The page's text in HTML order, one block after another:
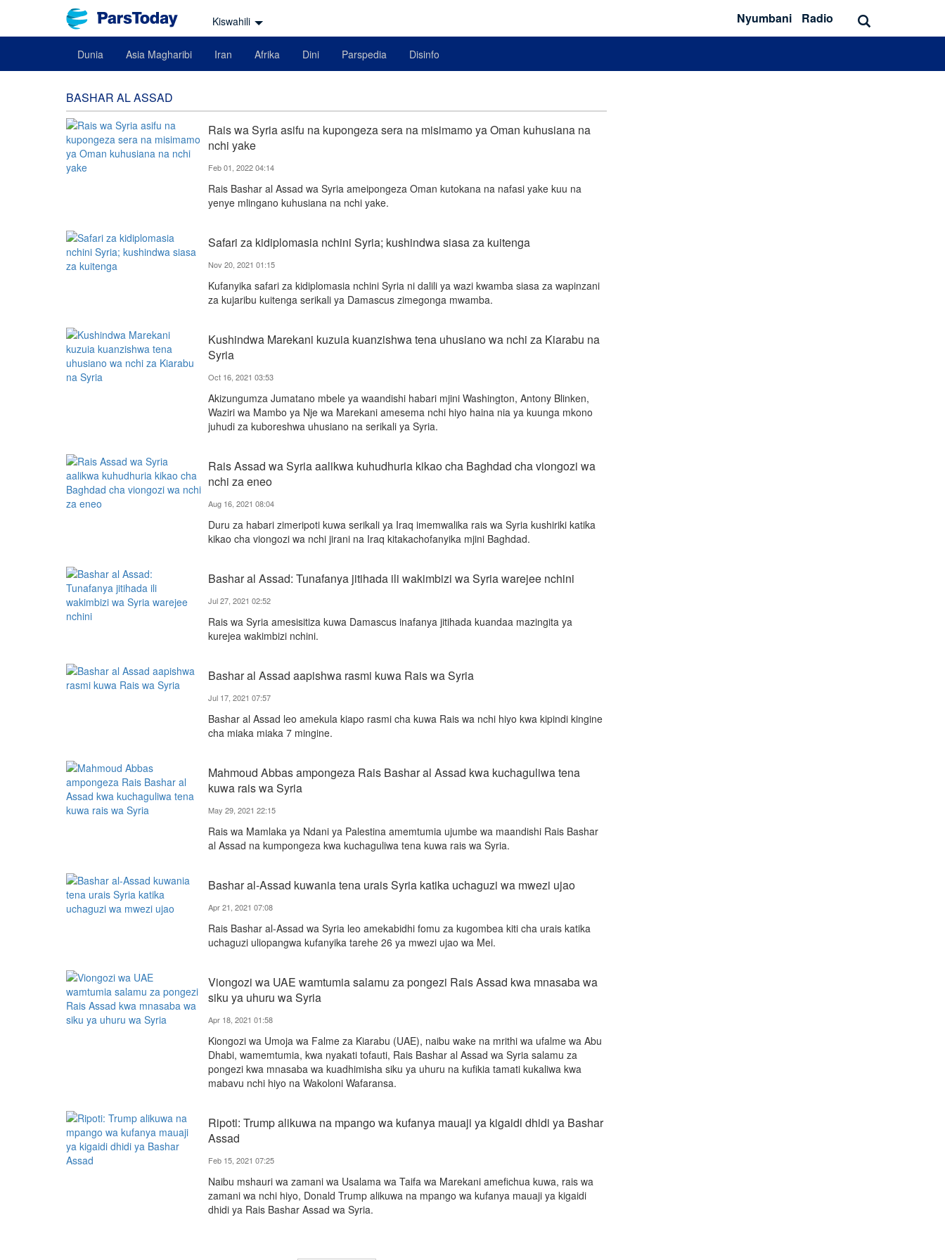
Kiswahili Nyumbani Radio
Dunia Asia Magharibi Iran Afrika Dini Parspedia Disinfo
BASHAR AL ASSAD
Rais wa Syria asifu na kupongeza sera na misimamo ya Oman kuhusiana na
nchi yake
Feb 01, 2022 04:14
Rais Bashar al Assad wa Syria ameipongeza Oman kutokana na nafasi yake kuu na
yenye mlingano kuhusiana na nchi yake.
Safari za kidiplomasia nchini Syria; kushindwa siasa za kuitenga
Nov 20, 2021 01:15
Kufanyika safari za kidiplomasia nchini Syria ni dalili ya wazi kwamba siasa za wapinzani
za kujaribu kuitenga serikali ya Damascus zimegonga mwamba.
Kushindwa Marekani kuzuia kuanzishwa tena uhusiano wa nchi za Kiarabu na
Syria
Oct 16, 2021 03:53
Akizungumza Jumatano mbele ya waandishi habari mjini Washington, Antony Blinken,
Waziri wa Mambo ya Nje wa Marekani amesema nchi hiyo haina nia ya kuunga mkono
juhudi za kuboreshwa uhusiano na serikali ya Syria.
Rais Assad wa Syria aalikwa kuhudhuria kikao cha Baghdad cha viongozi wa
nchi za eneo
Aug 16, 2021 08:04
Duru za habari zimeripoti kuwa serikali ya Iraq imemwalika rais wa Syria kushiriki katika
kikao cha viongozi wa nchi jirani na Iraq kitakachofanyika mjini Baghdad.
Bashar al Assad: Tunafanya jitihada ili wakimbizi wa Syria warejee nchini
Jul 27, 2021 02:52
Rais wa Syria amesisitiza kuwa Damascus inafanya jitihada kuandaa mazingita ya
kurejea wakimbizi nchini.
Bashar al Assad aapishwa rasmi kuwa Rais wa Syria
Jul 17, 2021 07:57
Bashar al Assad leo amekula kiapo rasmi cha kuwa Rais wa nchi hiyo kwa kipindi kingine
cha miaka miaka 7 mingine.
Mahmoud Abbas ampongeza Rais Bashar al Assad kwa kuchaguliwa tena
kuwa rais wa Syria
May 29, 2021 22:15
Rais wa Mamlaka ya Ndani ya Palestina amemtumia ujumbe wa maandishi Rais Bashar
al Assad na kumpongeza kwa kuchaguliwa tena kuwa rais wa Syria.
Bashar al-Assad kuwania tena urais Syria katika uchaguzi wa mwezi ujao
Apr 21, 2021 07:08
Rais Bashar al-Assad wa Syria leo amekabidhi fomu za kugombea kiti cha urais katika
uchaguzi uliopangwa kufanyika tarehe 26 ya mwezi ujao wa Mei.
Viongozi wa UAE wamtumia salamu za pongezi Rais Assad kwa mnasaba wa
siku ya uhuru wa Syria
Apr 18, 2021 01:58
Kiongozi wa Umoja wa Falme za Kiarabu (UAE), naibu wake na mrithi wa ufalme wa Abu
Dhabi, wamemtumia, kwa nyakati tofauti, Rais Bashar al Assad wa Syria salamu za
pongezi kwa mnasaba wa kuadhimisha siku ya uhuru na kufikia tamati kukaliwa kwa
mabavu nchi hiyo na Wakoloni Wafaransa.
Ripoti: Trump alikuwa na mpango wa kufanya mauaji ya kigaidi dhidi ya Bashar
Assad
Feb 15, 2021 07:25
Naibu mshauri wa zamani wa Usalama wa Taifa wa Marekani amefichua kuwa, rais wa
zamani wa nchi hiyo, Donald Trump alikuwa na mpango wa kufanya mauaji ya kigaidi
dhidi ya Rais Bashar Assad wa Syria.